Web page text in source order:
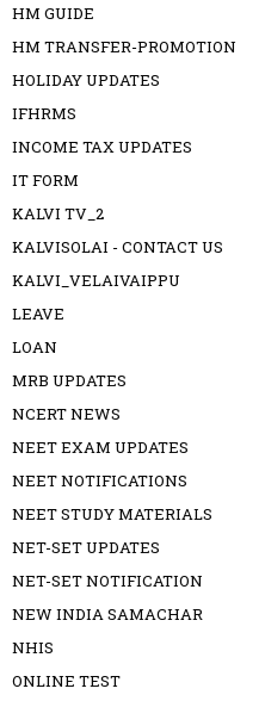
HM GUIDE
HM TRANSFER-PROMOTION
HOLIDAY UPDATES
IFHRMS
INCOME TAX UPDATES
IT FORM
KALVI TV_2
KALVISOLAI - CONTACT US
KALVI_VELAIVAIPPU
LEAVE
LOAN
MRB UPDATES
NCERT NEWS
NEET EXAM UPDATES
NEET NOTIFICATIONS
NEET STUDY MATERIALS
NET-SET UPDATES
NET-SET NOTIFICATION
NEW INDIA SAMACHAR
NHIS
ONLINE TEST